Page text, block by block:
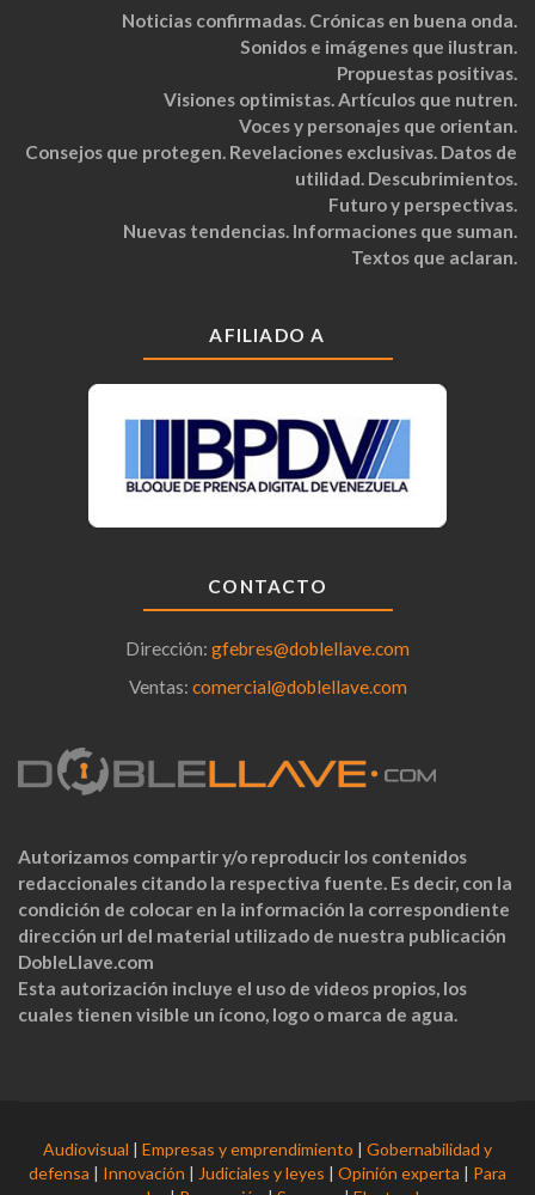
Noticias confirmadas. Crónicas en buena onda.
Sonidos e imágenes que ilustran.
Propuestas positivas.
Visiones optimistas. Artículos que nutren.
Voces y personajes que orientan.
Consejos que protegen. Revelaciones exclusivas. Datos de
utilidad. Descubrimientos.
Futuro y perspectivas.
Nuevas tendencias. Informaciones que suman.
Textos que aclaran.
AFILIADO A
CONTACTO
Dirección: gfebres@doblellave.com
Ventas: comercial@doblellave.com
Autorizamos compartir y/o reproducir los contenidos
redaccionales citando la respectiva fuente. Es decir, con la
condición de colocar en la información la correspondiente
dirección url del material utilizado de nuestra publicación
DobleLlave.com
Esta autorización incluye el uso de videos propios, los
cuales tienen visible un ícono, logo o marca de agua.
Audiovisual | Empresas y emprendimiento | Gobernabilidad y
defensa | Innovación | Judiciales y leyes | Opinión experta | Para